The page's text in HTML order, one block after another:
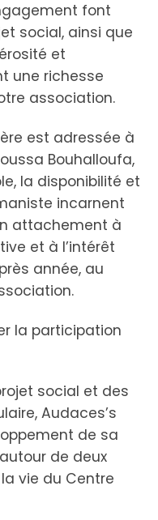
font
social, ainsi que
et
une richesse
association.
est adressée à
Bouhalloufa,
la disponibilité et
incarnent
attachement à
et à l’intérêt
année, au
la participation
social et des
Audaces’s
de sa
de deux
vie du Centre